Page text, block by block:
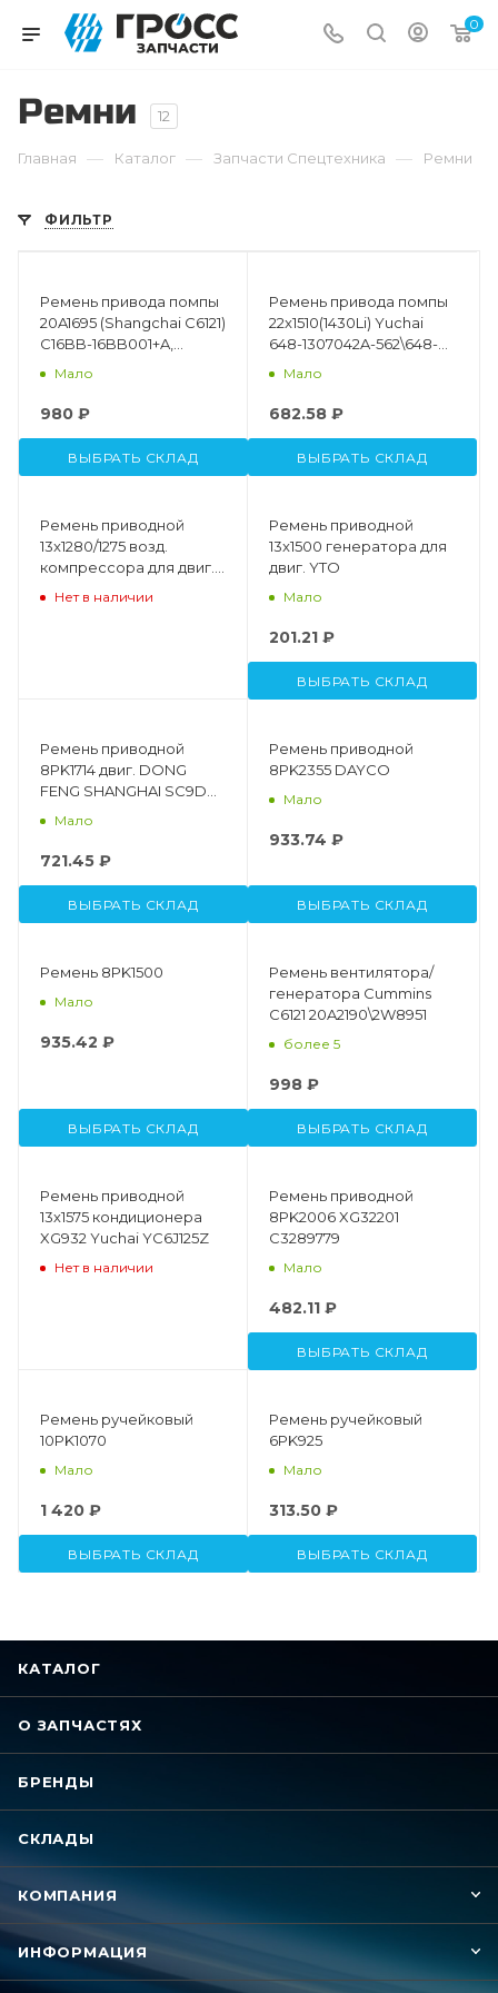
0
Ремни 12
Главная — Каталог — Запчасти Cпецтехника — Ремни
ФИЛЬТР
Ремень привода помпы
20A1695 (Shangchai C6121)
C16BB-16BB001+A,
Мало
980 ₽
ВЫБРАТЬ СКЛАД
Ремень привода помпы
22x1510(1430Li) Yuchai
648-1307042A-562\648-
Мало
682.58 ₽
ВЫБРАТЬ СКЛАД
Ремень приводной
13x1280/1275 возд.
компрессора для двиг.
Нет в наличии
Ремень приводной
13x1500 генератора для
двиг. YTO
Мало
201.21 ₽
ВЫБРАТЬ СКЛАД
Ремень приводной
8PK1714 двиг. DONG
FENG SHANGHAI SC9D
Мало
721.45 ₽
ВЫБРАТЬ СКЛАД
Ремень приводной
8PK2355 DAYCO
Мало
933.74 ₽
ВЫБРАТЬ СКЛАД
Ремень 8PK1500
Мало
935.42 ₽
ВЫБРАТЬ СКЛАД
Ремень вентилятора/
генератора Cummins
C6121 20A2190\2W8951
более 5
998 ₽
ВЫБРАТЬ СКЛАД
Ремень приводной
13х1575 кондиционера
XG932 Yuchai YC6J125Z
Нет в наличии
Ремень приводной
8PK2006 XG32201
C3289779
Мало
482.11 ₽
ВЫБРАТЬ СКЛАД
Ремень ручейковый
10PK1070
Мало
1 420 ₽
ВЫБРАТЬ СКЛАД
Ремень ручейковый
6PK925
Мало
313.50 ₽
ВЫБРАТЬ СКЛАД
КАТАЛОГ
О ЗАПЧАСТЯХ
БРЕНДЫ
СКЛАДЫ
КОМПАНИЯ
ИНФОРМАЦИЯ